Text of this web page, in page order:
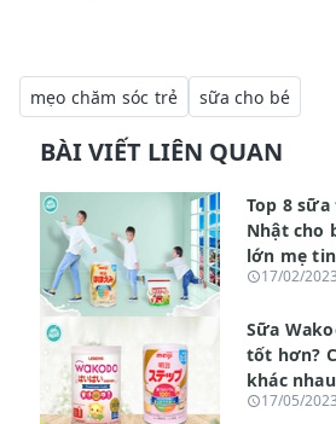
mẹo chăm sóc trẻ sữa cho bé
BÀI VIẾT LIÊN QUAN
Top 8
Nhật cho
lớn mẹ
17/02/2023
Sữa
tốt hơn?
khác
17/05/2023